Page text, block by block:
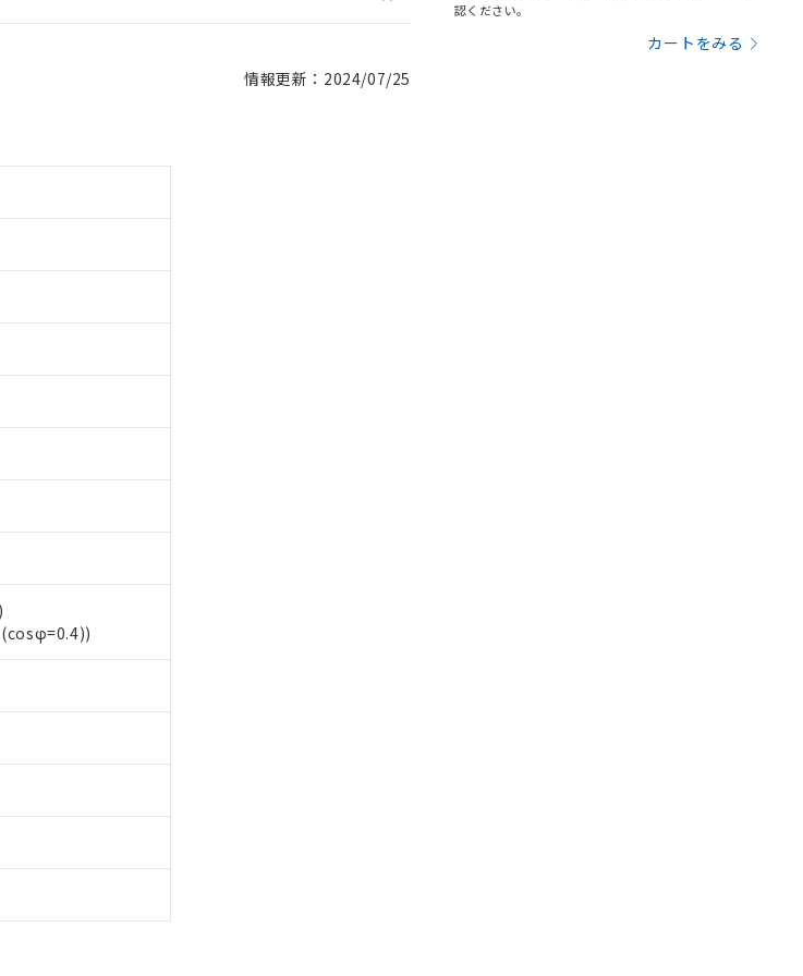
情報更新：2024/07/25
(cosφ=0.4))
認ください。
カートをみる
用ください。
有に対応した製品が提供可能な商品です。
に対応した製品に切り替える予定のある商品です。
含有の対応状況を調査中または確認中の商品です。
質有無と関係のない商品です。
準値以下であることを示します。